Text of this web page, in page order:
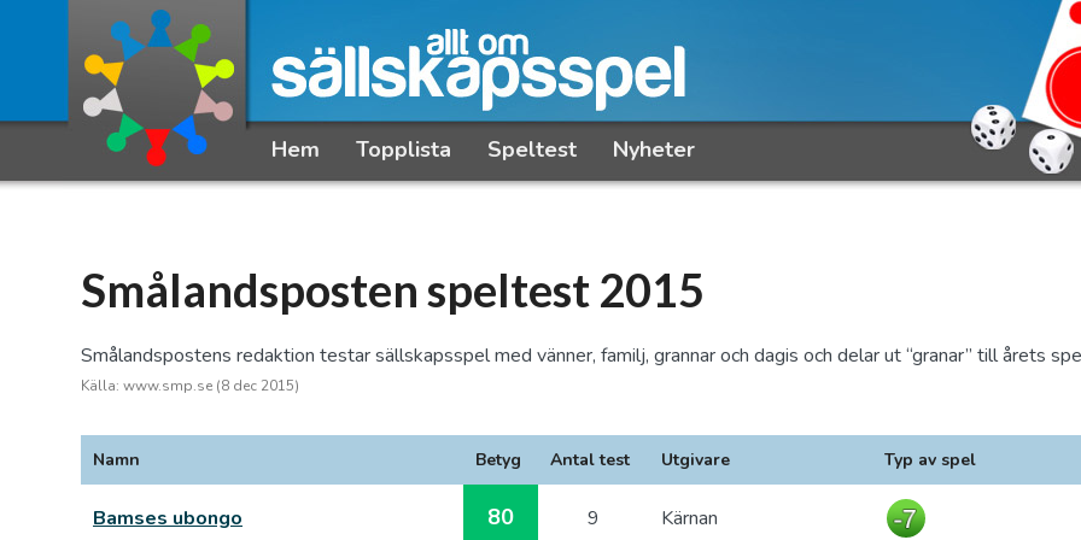
Hem Topplista Speltest Nyheter
Smålandsposten speltest 2015
Smålandspostens redaktion testar sällskapsspel med vänner, familj, grannar och dagis och delar ut “granar” till årets
Källa: www.smp.se (8 dec 2015)
Namn Betyg Antal test Utgivare Typ av spel
Bamses ubongo 80 9 Kärnan